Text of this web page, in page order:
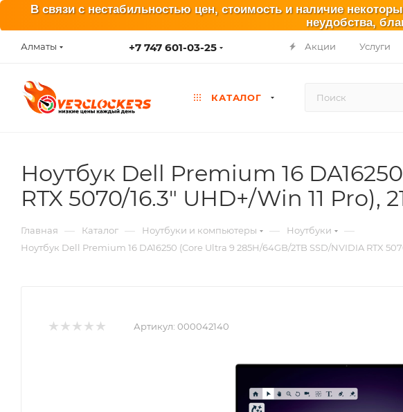
В связи с нестабильностью цен, стоимость и наличие
неудобства,
Алматы +7 747 601-03-25 Акции Услуги
КАТАЛОГ
Ноутбук Dell Premium 16
RTX 5070/16.3" UHD+/Win 11 Pro),
Главная — Каталог — Ноутбуки и компьютеры — Ноутбуки —
Ноутбук Dell Premium 16 DA16250 (Core Ultra 9 285H/64GB/2TB SSD/NVIDIA RTX
Артикул: 000042140